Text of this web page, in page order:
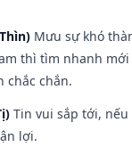
Mưu sự khó
thì tìm nhanh
chắc chắn.
Tin vui sắp tới,
lợi.